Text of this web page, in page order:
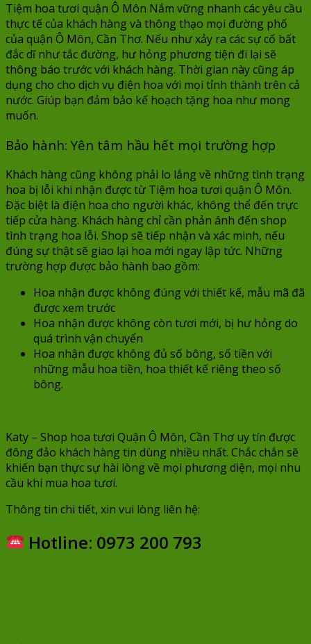
Tiệm hoa tươi quận Ô Môn Nắm vững nhanh các yêu cầu
thực tế của khách hàng và thông thạo mọi đường phố
của quận Ô Môn, Cần Thơ. Nếu như xảy ra các sự cố bất
đắc dĩ như tắc đường, hư hỏng phương tiện đi lại sẽ
thông báo trước với khách hàng. Thời gian này cũng áp
dụng cho cho dịch vụ điện hoa với mọi tỉnh thành trên cả
nước. Giúp bạn đảm bảo kế hoạch tặng hoa như mong
muốn.
Bảo hành: Yên tâm hầu hết mọi trường hợp
Khách hàng cũng không phải lo lắng về những tình trạng
hoa bị lỗi khi nhận được từ Tiệm hoa tươi quận Ô Môn.
Đặc biệt là điện hoa cho người khác, không thể đến trực
tiếp cửa hàng. Khách hàng chỉ cần phản ánh đến shop
tình trạng hoa lỗi. Shop sẽ tiếp nhận và xác minh, nếu
đúng sự thật sẽ giao lại hoa mới ngay lập tức. Những
trường hợp được bảo hành bao gồm:
Hoa nhận được không đúng với thiết kế, mẫu mã đã
được xem trước
Hoa nhận được không còn tươi mới, bị hư hỏng do
quá trình vận chuyển
Hoa nhận được không đủ số bông, số tiền với
những mẫu hoa tiền, hoa thiết kế riêng theo số
bông.
Katy – Shop hoa tươi Quận Ô Môn, Cần Thơ uy tín được
đông đảo khách hàng tin dùng nhiều nhất. Chắc chắn sẽ
khiến bạn thực sự hài lòng về mọi phương diện, mọi nhu
cầu khi mua hoa tươi.
Thông tin chi tiết, xin vui lòng liên hệ:
Hotline: 0973 200 793